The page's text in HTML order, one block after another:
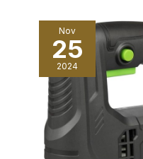
Nov
25
2024